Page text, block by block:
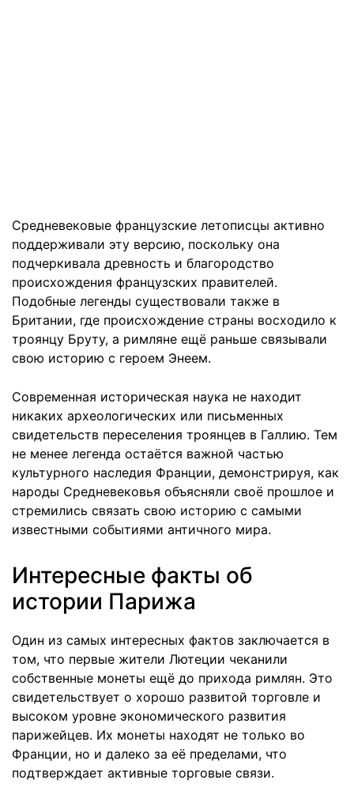
Средневековые французские летописцы активно
поддерживали эту версию, поскольку она
подчеркивала древность и благородство
происхождения французских правителей.
Подобные легенды существовали также в
Британии, где происхождение страны восходило к
троянцу Бруту, а римляне ещё раньше связывали
свою историю с героем Энеем.
Современная историческая наука не находит
никаких археологических или письменных
свидетельств переселения троянцев в Галлию. Тем
не менее легенда остаётся важной частью
культурного наследия Франции, демонстрируя, как
народы Средневековья объясняли своё прошлое и
стремились связать свою историю с самыми
известными событиями античного мира.
Интересные факты об
истории Парижа
Один из самых интересных фактов заключается в
том, что первые жители Лютеции чеканили
собственные монеты ещё до прихода римлян. Это
свидетельствует о хорошо развитой торговле и
высоком уровне экономического развития
парижейцев. Их монеты находят не только во
Франции, но и далеко за её пределами, что
подтверждает активные торговые связи.